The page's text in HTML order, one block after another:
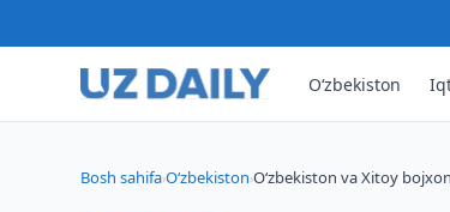
O‘zbekiston
Bosh sahifa›O‘zbekiston›Oʻzbekiston va Xitoy